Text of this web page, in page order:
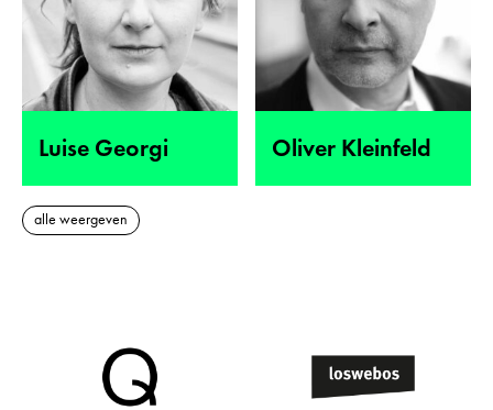
Luise Georgi Oliver Kleinfeld
alle weergeven